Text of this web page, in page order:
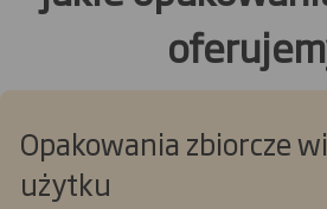
Opakowania zbiorcze
użytku